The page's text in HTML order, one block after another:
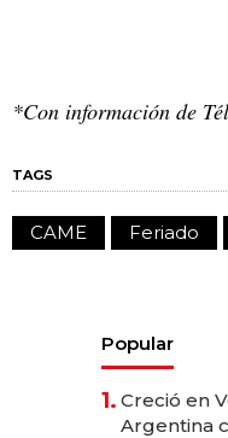
*Con información de
TAGS
CAME Feriado
Popular
1. Creció en
Argentina